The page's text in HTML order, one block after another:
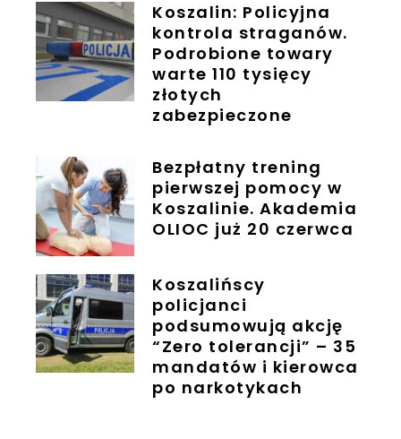
Koszalin: Policyjna
kontrola straganów.
Podrobione towary
warte 110 tysięcy
złotych
zabezpieczone
Bezpłatny trening
pierwszej pomocy w
Koszalinie. Akademia
OLIOC już 20 czerwca
Koszalińscy
policjanci
podsumowują akcję
“Zero tolerancji” – 35
mandatów i kierowca
po narkotykach